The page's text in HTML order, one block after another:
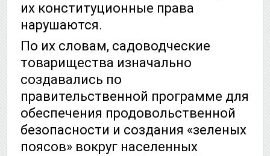
их конституционные права
нарушаются.
По их словам, садоводческие
товарищества изначально
создавались по
правительственной программе для
обеспечения продовольственной
безопасности и создания «зеленых
поясов» вокруг населенных